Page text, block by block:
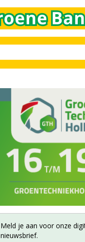
Meld je aan voor onze
nieuwsbrief.